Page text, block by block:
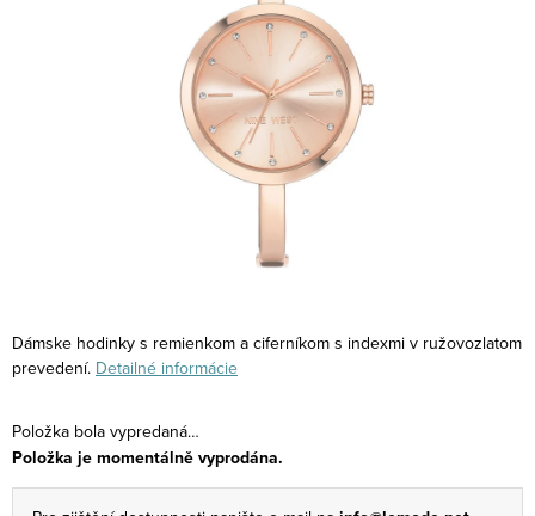
Dámske hodinky s remienkom a ciferníkom s indexmi v ružovozlatom
prevedení. Detailné informácie
Položka bola vypredaná…
Položka je momentálně vyprodána.